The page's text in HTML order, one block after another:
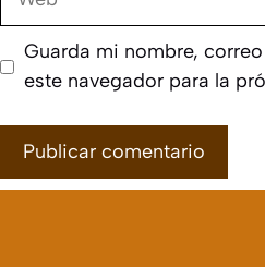
Guarda mi nombre,
este navegador para la